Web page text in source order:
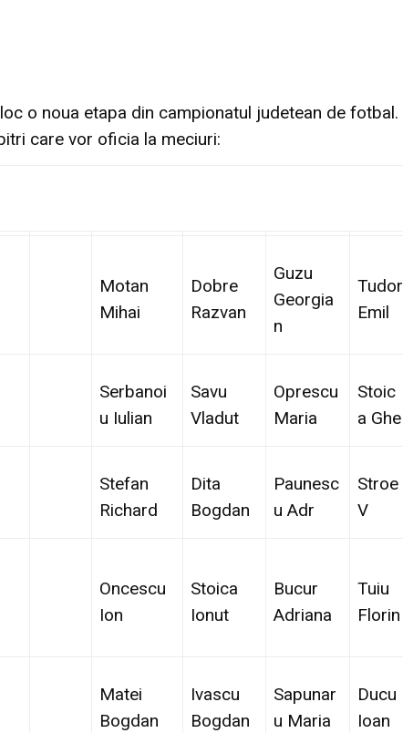
o noua etapa din campionatul judetean de fotbal.
care vor oficia la meciuri:
Motan
Mihai
Dobre
Razvan
Guzu
Georgia
n
Tudor
Emil
Serbanoi
u Iulian
Savu
Vladut
Oprescu
Maria
Stoic
a Ghe
Stefan
Richard
Dita
Bogdan
Paunesc
u Adr
Stroe
V
Oncescu
Ion
Stoica
Ionut
Bucur
Adriana
Tuiu
Florin
Matei
Bogdan
Ivascu
Bogdan
Sapunar
u Maria
Ducu
Ioan